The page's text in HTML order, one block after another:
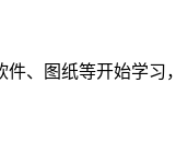
、图纸等开始学